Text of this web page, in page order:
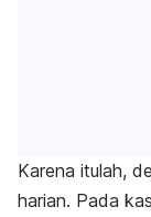
Karena itulah,
harian. Pada